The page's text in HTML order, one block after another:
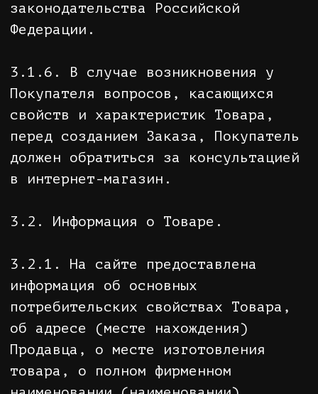
назначению;
• адрес (место нахождения),
фирменное наименование
(исполнителя, продавца),
уполномоченной организации или
уполномоченного индивидуального
предпринимателя, импортера;
• информация об обязательном
подтверждении соответствия товаров
(работ, услуг), указанных в п. 4
ст. 7 Закона Российской Федерации
от 07.02.1992 N 2300-1 "О защите
• информация о правилах продажи
которое будет выполнять работу
(оказывать услугу), и информация о
нем, если это имеет значение,
исходя из характера работы
(услуги).
3.2.3. Если приобретаемый
Покупателем товар был в
употреблении или в нем устранялся